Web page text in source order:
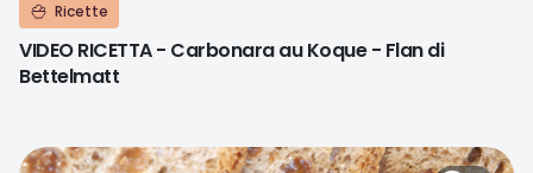
Ricette
VIDEO RICETTA - Carbonara au Koque - Flan di
Bettelmatt